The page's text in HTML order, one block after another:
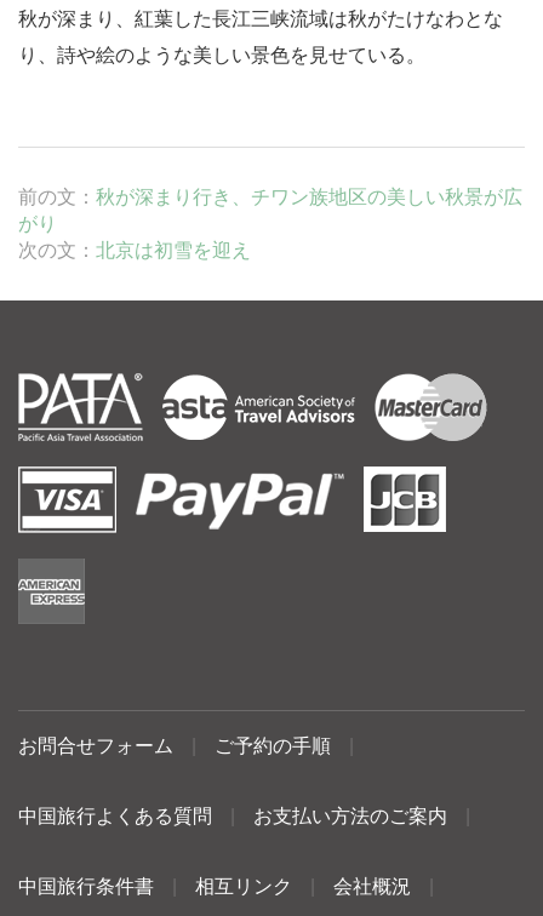
秋が深まり、紅葉した長江三峡流域は秋がたけなわとな
り、詩や絵のような美しい景色を見せている。
前の文： 秋が深まり行き、チワン族地区の美しい秋景が広
がり
次の文： 北京は初雪を迎え
お問合せフォーム ご予約の手順
中国旅行よくある質問 お支払い方法のご案内
中国旅行条件書 相互リンク 会社概況